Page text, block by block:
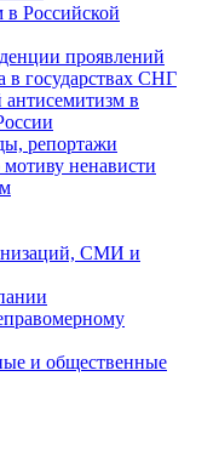
Российской
проявлений
в государствах СНГ
в
репортажи
ненависти
СМИ и
и общественные